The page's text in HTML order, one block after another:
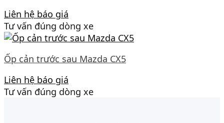
Liên hệ báo giá
Tư vấn đúng dòng xe
Ốp cản trước sau Mazda CX5
Liên hệ báo giá
Tư vấn đúng dòng xe